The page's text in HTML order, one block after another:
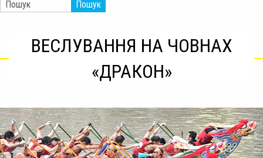
Пошук
ВЕСЛУВАННЯ НА ЧОВНАХ
«ДРАКОН»